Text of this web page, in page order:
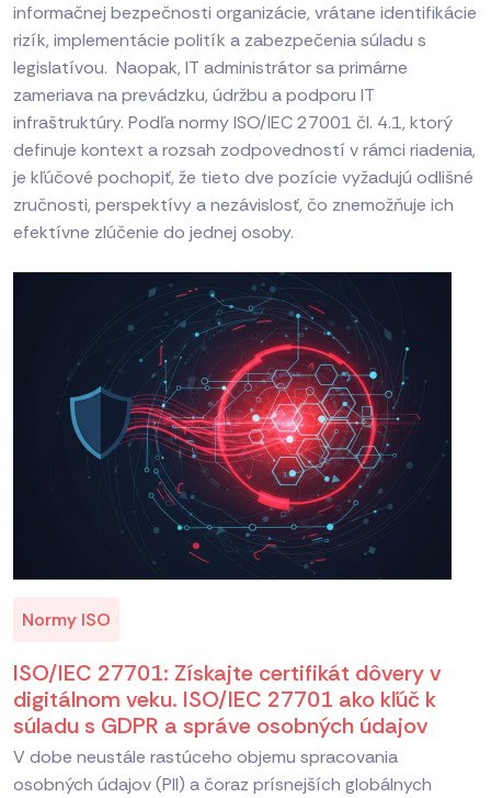
informačnej bezpečnosti organizácie, vrátane identifikácie
rizík, implementácie politík a zabezpečenia súladu s
legislatívou. Naopak, IT administrátor sa primárne
zameriava na prevádzku, údržbu a podporu IT
infraštruktúry. Podľa normy ISO/IEC 27001 čl. 4.1, ktorý
definuje kontext a rozsah zodpovedností v rámci riadenia,
je kľúčové pochopiť, že tieto dve pozície vyžadujú odlišné
zručnosti, perspektívy a nezávislosť, čo znemožňuje ich
efektívne zlúčenie do jednej osoby.
Normy ISO
ISO/IEC 27701: Získajte certifikát dôvery v
digitálnom veku. ISO/IEC 27701 ako kľúč k
súladu s GDPR a správe osobných údajov
V dobe neustále rastúceho objemu spracovania
osobných údajov (PII) a čoraz prísnejších globálnych